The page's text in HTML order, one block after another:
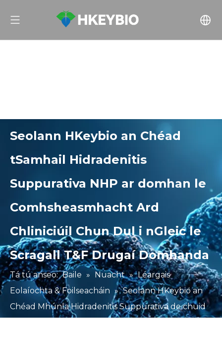
Seolann HKeybio an Chéad
tSamhail Hidradenitis
Suppurativa NHP ar domhan le
Comhsheasmhacht Ard
Chliniciúil Chun Dul i nGleic le
Scragall T&F Drugaí Domhanda
Tá tú anseo: Baile » Nuacht » Léargais
Eolaíochta & Foilseacháin » Seolann HKeybio an
Chéad Mhúnla Hidradenitis Suppurativa de chuid